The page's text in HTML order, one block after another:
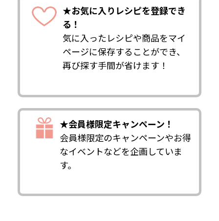
★お気に入りレシピを登録でき
る！
気に入ったレシピや商品をマイ
ページに保存することができ、
再び探す手間が省けます！
★会員様限定キャンペーン！
会員様限定のキャンペーンやお得
なイベントなどを企画していま
す。